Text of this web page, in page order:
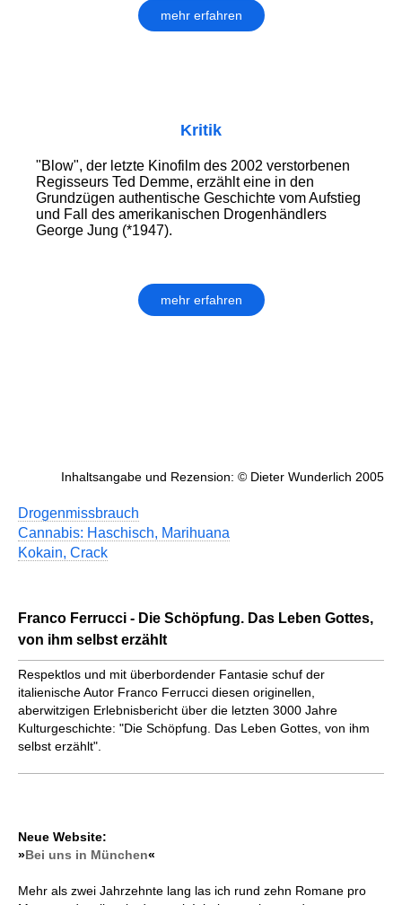
mehr erfahren
Kritik
"Blow", der letzte Kinofilm des 2002 verstorbenen
Regisseurs Ted Demme, erzählt eine in den
Grundzügen authentische Geschichte vom Aufstieg
und Fall des amerikanischen Drogenhändlers
George Jung (*1947).
mehr erfahren
Inhaltsangabe und Rezension: © Dieter Wunderlich 2005
Drogenmissbrauch
Cannabis: Haschisch, Marihuana
Kokain, Crack
Franco Ferrucci - Die Schöpfung. Das Leben Gottes,
von ihm selbst erzählt
Respektlos und mit überbordender Fantasie schuf der
italienische Autor Franco Ferrucci diesen originellen,
aberwitzigen Erlebnisbericht über die letzten 3000 Jahre
Kulturgeschichte: "Die Schöpfung. Das Leben Gottes, von ihm
selbst erzählt".
Neue Website:
»Bei uns in München«
Mehr als zwei Jahrzehnte lang las ich rund zehn Romane pro